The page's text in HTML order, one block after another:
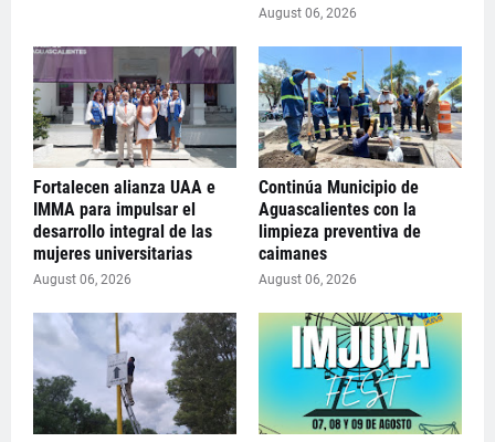
August 06, 2026
Fortalecen alianza UAA e
IMMA para impulsar el
desarrollo integral de las
mujeres universitarias
August 06, 2026
Continúa Municipio de
Aguascalientes con la
limpieza preventiva de
caimanes
August 06, 2026